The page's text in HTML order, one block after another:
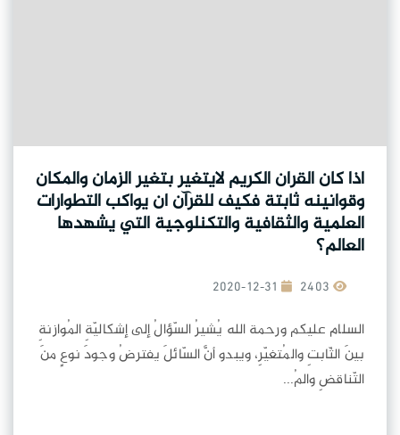
اذا كان القران الكريم لايتغير بتغير الزمان والمكان
وقوانينه ثابتة فكيف للقرآن ان يواكب التطوارات
العلمية والثقافية والتكنلوجية التي يشهدها
العالم؟
2020-12-31
السلام عليكم ورحمة الله يُشيرُ السّؤالُ إلى إشكاليّةِ المُوازنةِ
بينَ الثّابتِ والمُتغيّرِ، ويبدو أنَّ السّائلَ يفترضُ وجودَ نوعٍ منَ
التّناقضِ والمُ...